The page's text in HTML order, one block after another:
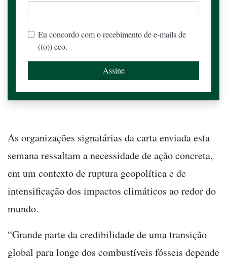
Eu concordo com o recebimento de e-mails de
((o)) eco.
As organizações signatárias da carta enviada esta
semana ressaltam a necessidade de ação concreta,
em um contexto de ruptura geopolítica e de
intensificação dos impactos climáticos ao redor do
mundo.
“Grande parte da credibilidade de uma transição
global para longe dos combustíveis fósseis depende